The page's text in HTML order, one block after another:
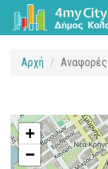
Αρχή Αναφορές
+
−